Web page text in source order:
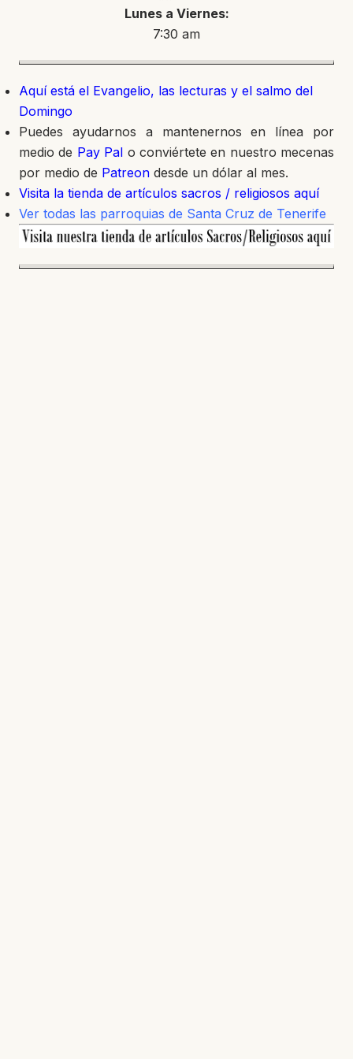
Lunes a Viernes:
7:30 am
Aquí está el Evangelio, las lecturas y el salmo del
Domingo
Puedes ayudarnos a mantenernos en línea por
medio de Pay Pal o conviértete en nuestro mecenas
por medio de Patreon desde un dólar al mes.
Visita la tienda de artículos sacros / religiosos aquí
Ver todas las parroquias de Santa Cruz de Tenerife